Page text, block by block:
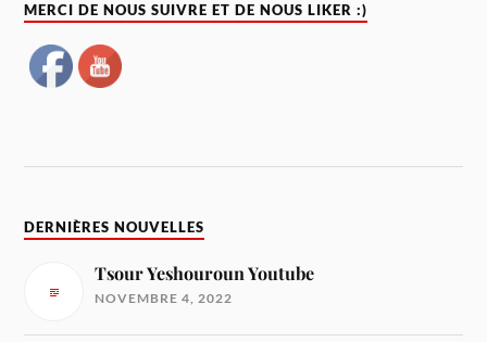
MERCI DE NOUS SUIVRE ET DE NOUS LIKER :)
DERNIÈRES NOUVELLES
Tsour Yeshouroun Youtube
NOVEMBRE 4, 2022